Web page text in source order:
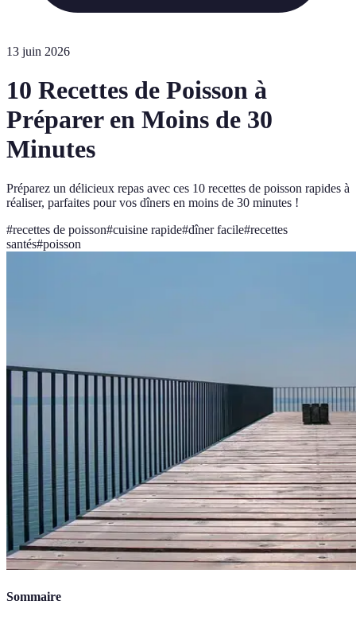
13 juin 2026
10 Recettes de Poisson à
Préparer en Moins de 30
Minutes
Préparez un délicieux repas avec ces 10 recettes de poisson rapides à
réaliser, parfaites pour vos dîners en moins de 30 minutes !
#recettes de poisson#cuisine rapide#dîner facile#recettes
santés#poisson
Sommaire